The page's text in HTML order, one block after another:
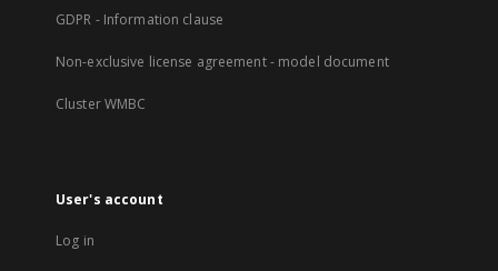
GDPR - Information clause
Non-exclusive license agreement - model document
Cluster WMBC
User's account
Log in